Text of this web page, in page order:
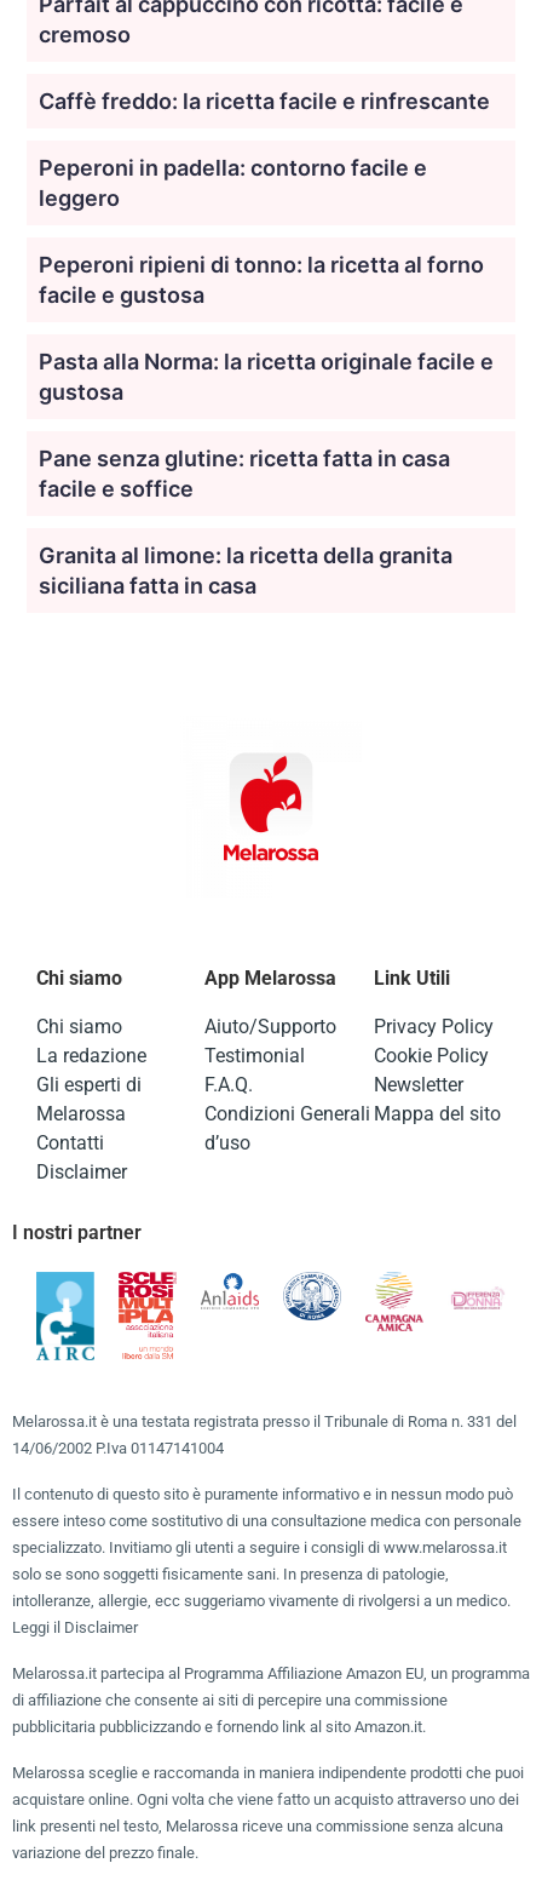
cremoso
Caffè freddo: la ricetta facile e rinfrescante
Peperoni in padella: contorno facile e
leggero
Peperoni ripieni di tonno: la ricetta al forno
facile e gustosa
Pasta alla Norma: la ricetta originale facile e
gustosa
Pane senza glutine: ricetta fatta in casa
facile e soffice
Granita al limone: la ricetta della granita
siciliana fatta in casa
Chi siamo
Chi siamo
La redazione
Gli esperti di
Melarossa
Contatti
Disclaimer
App Melarossa
Aiuto/Supporto
Testimonial
F.A.Q.
Condizioni Generali
d’uso
Link Utili
Privacy Policy
Cookie Policy
Newsletter
Mappa del sito
I nostri partner
Melarossa.it è una testata registrata presso il Tribunale di Roma n. 331 del
14/06/2002 P.Iva 01147141004
Il contenuto di questo sito è puramente informativo e in nessun modo può
essere inteso come sostitutivo di una consultazione medica con personale
specializzato. Invitiamo gli utenti a seguire i consigli di www.melarossa.it
solo se sono soggetti fisicamente sani. In presenza di patologie,
intolleranze, allergie, ecc suggeriamo vivamente di rivolgersi a un medico.
Leggi il Disclaimer
Melarossa.it partecipa al Programma Affiliazione Amazon EU, un programma
di affiliazione che consente ai siti di percepire una commissione
pubblicitaria pubblicizzando e fornendo link al sito Amazon.it.
Melarossa sceglie e raccomanda in maniera indipendente prodotti che puoi
acquistare online. Ogni volta che viene fatto un acquisto attraverso uno dei
link presenti nel testo, Melarossa riceve una commissione senza alcuna
variazione del prezzo finale.